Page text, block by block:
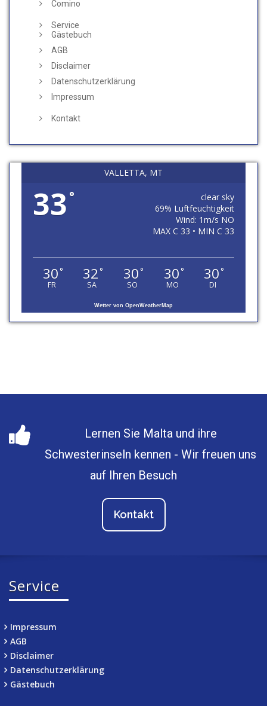
Comino
Service
Gästebuch
AGB
Disclaimer
Datenschutzerklärung
Impressum
Kontakt
VALLETTA, MT
33 °
clear sky
69% Luftfeuchtigkeit
Wind: 1m/s NO
MAX C 33 • MIN C 33
30 °
FR
32 °
SA
30 °
SO
30 °
MO
30 °
DI
Wetter von OpenWeatherMap
Lernen Sie Malta und ihre
Schwesterinseln kennen - Wir freuen uns
auf Ihren Besuch
Kontakt
Service
Impressum
AGB
Disclaimer
Datenschutzerklärung
Gästebuch